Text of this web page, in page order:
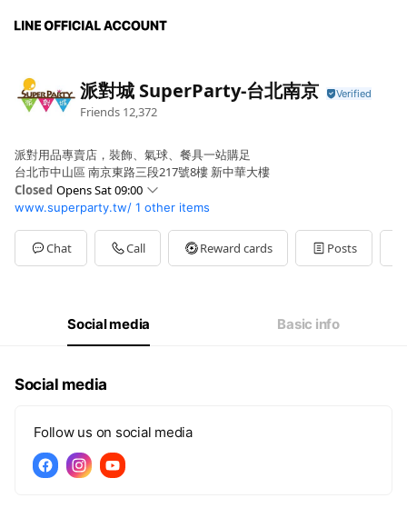
派對城 SuperParty-台北南京
Friends 12,372
派對用品專賣店，裝飾、氣球、餐具一站購足
台北市中山區 南京東路三段217號8樓 新中華大樓
Closed Opens Sat 09:00
Sun09:00 - 18:00
Mon09:00 - 18:00
Tue09:00 - 18:00
Wed09:00 - 18:00
09:00 - 18:00
www.superparty.tw/ 1 other items
Chat Call Reward cards Posts
Social media Basic info
Social media
Follow us on social media